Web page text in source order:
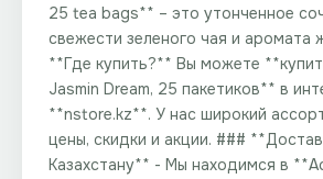
25 tea bags** – это утонченное
свежести зеленого чая и аромата
**Где купить?** Вы можете
Jasmin Dream, 25 пакетиков** в
**nstore.kz**. У нас широкий
цены, скидки и акции. ###
Казахстану** - Мы находимся в